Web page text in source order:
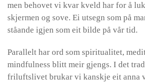
men behovet vi kvar kveld har for å
skjermen og sove. Ei utsegn som på
ståande igjen som eit bilde på vår tid.
Parallelt har ord som spiritualitet,
mindfulness blitt meir gjengs. I det
friluftslivet brukar vi kanskje eit anna